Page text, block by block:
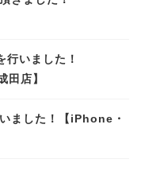
いました！
田店】
ました！【iPhone・